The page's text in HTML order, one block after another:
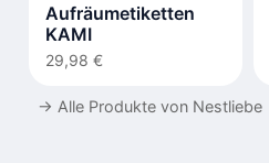
Aufräumetiketten
KAMI
29,98 €
→ Alle Produkte von Nestliebe